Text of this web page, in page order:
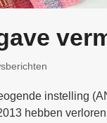
instelling
hebben